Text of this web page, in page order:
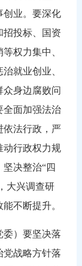
创业。要深化
招投标、国资
权力集中、
就业创业、
身边腐败问
全面加强法治
依法行政，严
动行政权力规
决整治“四
大兴调查研
不断提升。
）要坚决落
党战略方针落